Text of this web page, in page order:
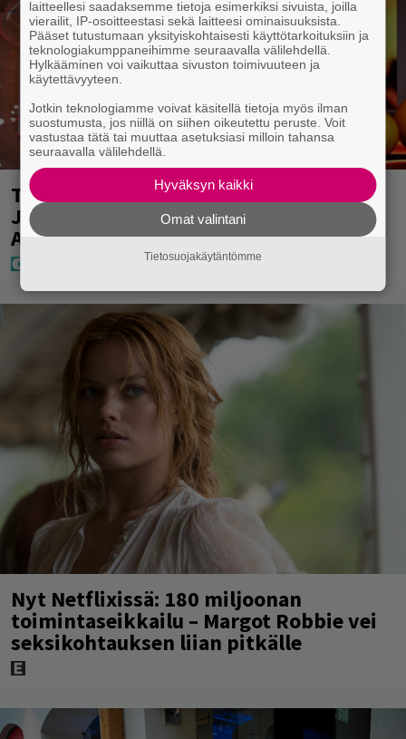
Täällä pelattiin lauantain Loton ja
Jokerin isot rahat – Tokmannilla,
ABC:lla, netissä…
Nyt Netflixissä: 180 miljoonan
toimintaseikkailu – Margot Robbie vei
seksikohtauksen liian pitkälle
laitteellesi saadaksemme tietoja esimerkiksi sivuista, joilla
vierailit, IP-osoitteestasi sekä laitteesi ominaisuuksista.
Pääset tutustumaan yksityiskohtaisesti käyttötarkoituksiin ja
teknologiakumppaneihimme seuraavalla välilehdellä.
Hylkääminen voi vaikuttaa sivuston toimivuuteen ja
käytettävyyteen.
Jotkin teknologiamme voivat käsitellä tietoja myös ilman
suostumusta, jos niillä on siihen oikeutettu peruste. Voit
vastustaa tätä tai muuttaa asetuksiasi milloin tahansa
seuraavalla välilehdellä.
Hyväksyn kaikki
Omat valintani
Tietosuojakäytäntömme